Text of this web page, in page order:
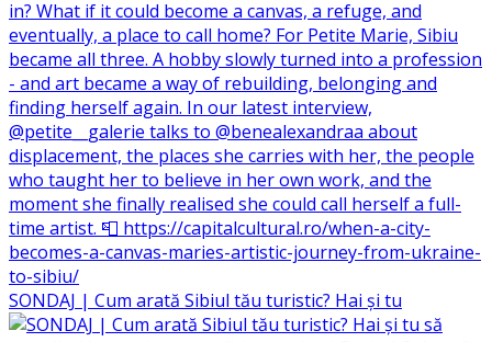
SONDAJ | Cum arată Sibiul tău turistic? Hai și tu